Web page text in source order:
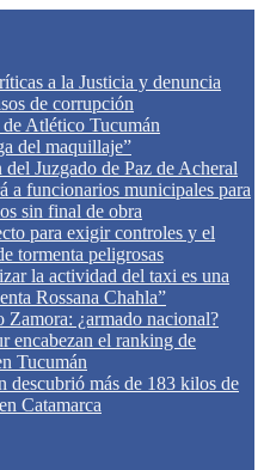
a la Justicia y denuncia
de corrupción
Atlético Tucumán
del maquillaje”
Juzgado de Paz de Acheral
a funcionarios municipales para
sin final de obra
para exigir controles y el
tormenta peligrosas
la actividad del taxi es una
Rossana Chahla”
Zamora: ¿armado nacional?
encabezan el ranking de
Tucumán
descubrió más de 183 kilos de
Catamarca